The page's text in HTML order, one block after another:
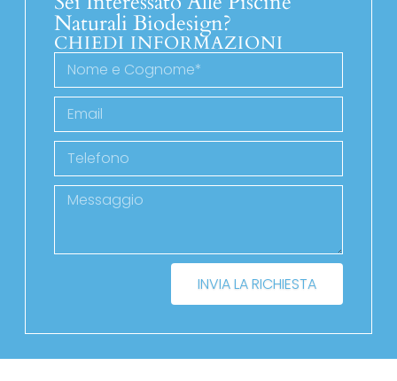
Naturali Biodesign?
CHIEDI INFORMAZIONI
INVIA LA RICHIESTA